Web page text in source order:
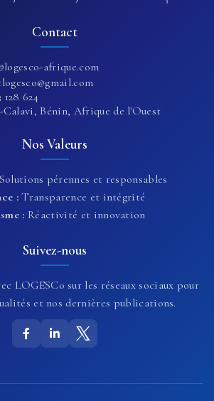
Contact
afrique.com
128 624
Calavi, Bénin, Afrique de l'Ouest
Nos Valeurs
Solutions pérennes et responsables
:Transparence et intégrité
: Réactivité et innovation
Suivez-nous
LOGESCo sur les réseaux sociaux pour
et nos dernières publications.